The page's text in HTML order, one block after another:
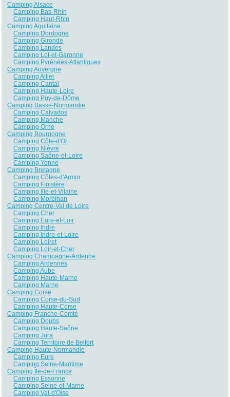
Camping Alsace
Camping Bas-Rhin
Camping Haut-Rhin
Camping Aquitaine
Camping Dordogne
Camping Gironde
Camping Landes
Camping Lot-et-Garonne
Camping Pyrénées-Atlantiques
Camping Auvergne
Camping Allier
Camping Cantal
Camping Haute-Loire
Camping Puy-de-Dôme
Camping Basse-Normandie
Camping Calvados
Camping Manche
Camping Orne
Camping Bourgogne
Camping Côte-d'Or
Camping Nièvre
Camping Saône-et-Loire
Camping Yonne
Camping Bretagne
Camping Côtes-d'Armor
Camping Finistère
Camping Ille-et-Vilaine
Camping Morbihan
Camping Centre-Val de Loire
Camping Cher
Camping Eure-et-Loir
Camping Indre
Camping Indre-et-Loire
Camping Loiret
Camping Loir-et-Cher
Camping Champagne-Ardenne
Camping Ardennes
Camping Aube
Camping Haute-Marne
Camping Marne
Camping Corse
Camping Corse-du-Sud
Camping Haute-Corse
Camping Franche-Comté
Camping Doubs
Camping Haute-Saône
Camping Jura
Camping Territoire de Belfort
Camping Haute-Normandie
Camping Eure
Camping Seine-Maritime
Camping Île-de-France
Camping Essonne
Camping Seine-et-Marne
Camping Val-d'Oise